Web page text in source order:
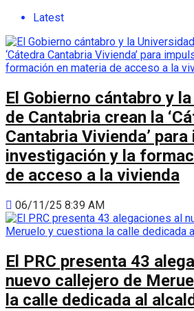
Latest
El Gobierno cántabro y
de Cantabria crean la
Cantabria Vivienda’
investigación y la
de acceso a la vivienda
06/11/25 8:39 AM
El PRC presenta 43
nuevo callejero de
la calle dedicada al